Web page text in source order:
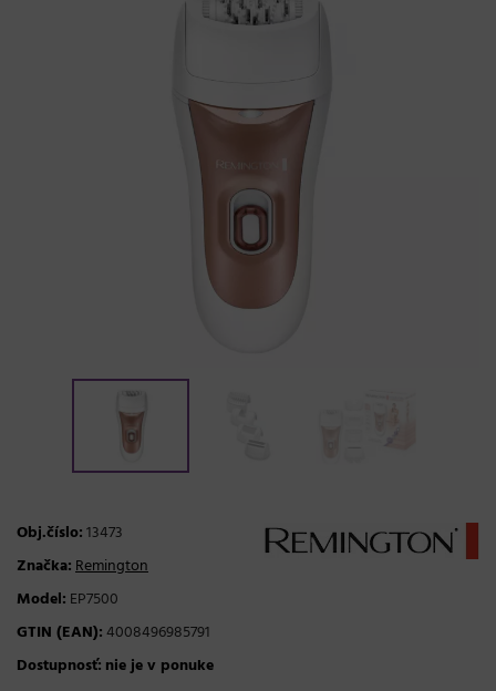
Obj.číslo:13473
Značka:Remington
Model: EP7500
GTIN (EAN):4008496985791
Dostupnosť: nie je v ponuke